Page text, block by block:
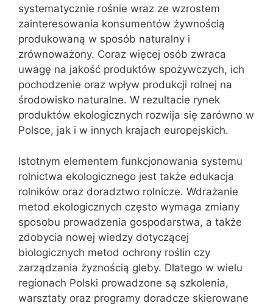
systematycznie rośnie wraz ze wzrostem
zainteresowania konsumentów żywnością
produkowaną w sposób naturalny i
zrównoważony. Coraz więcej osób zwraca
uwagę na jakość produktów spożywczych, ich
pochodzenie oraz wpływ produkcji rolnej na
środowisko naturalne. W rezultacie rynek
produktów ekologicznych rozwija się zarówno w
Polsce, jak i w innych krajach europejskich.
Istotnym elementem funkcjonowania systemu
rolnictwa ekologicznego jest także edukacja
rolników oraz doradztwo rolnicze. Wdrażanie
metod ekologicznych często wymaga zmiany
sposobu prowadzenia gospodarstwa, a także
zdobycia nowej wiedzy dotyczącej
biologicznych metod ochrony roślin czy
zarządzania żyznością gleby. Dlatego w wielu
regionach Polski prowadzone są szkolenia,
warsztaty oraz programy doradcze skierowane